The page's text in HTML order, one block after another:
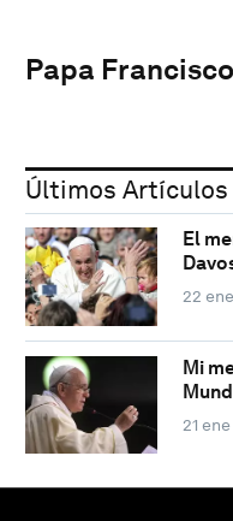
Papa Francisco
Últimos Artículos
El
22
Mi
21